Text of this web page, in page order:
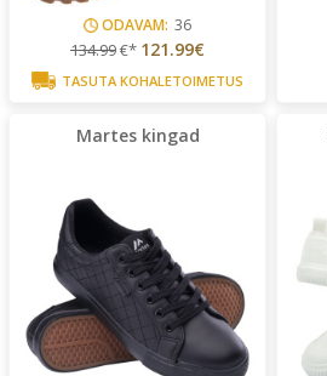
ODAVAM: 36
134.99€* 121.99€
TASUTA KOHALETOIMETUS
Martes kingad